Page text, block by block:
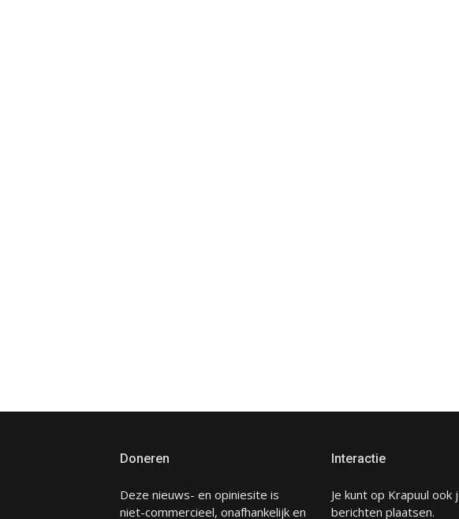
Doneren
Deze nieuws- en opiniesite is
niet-commercieel, onafhankelijk en
Interactie
Je kunt op Krapuul ook
berichten plaatsen.